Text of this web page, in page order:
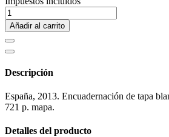
Añadir al carrito
Descripción
España, 2013. Encuadernación de tapa
721 p. mapa.
Detalles del producto